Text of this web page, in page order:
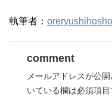
執筆者：
comment
メールアドレスが公
いている欄は必須項目